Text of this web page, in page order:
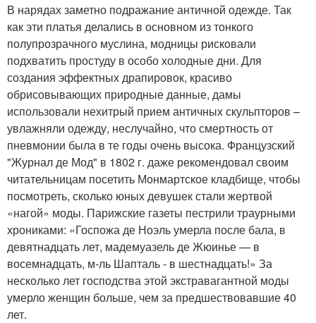
В нарядах заметно подражание античной одежде. Так
как эти платья делались в основном из тонкого
полупрозрачного муслина, модницы рисковали
подхватить простуду в особо холодные дни. Для
создания эффектных драпировок, красиво
обрисовывающих природные данные, дамы
использовали нехитрый прием античных скульпторов –
увлажняли одежду, неслучайно, что смертность от
пневмонии была в те годы очень высока. Французский
"Журнал де Мод" в 1802 г. даже рекомендовал своим
читательницам посетить Монмартское кладбище, чтобы
посмотреть, сколько юных девушек стали жертвой
«нагой» моды. Парижские газеты пестрили траурными
хрониками: «Госпожа де Ноэль умерла после бала, в
девятнадцать лет, мадемуазель де Жюинье — в
восемнадцать, м-ль Шапталь - в шестнадцать!» За
несколько лет господства этой экстравагантной моды
умерло женщин больше, чем за предшествовавшие 40
лет.